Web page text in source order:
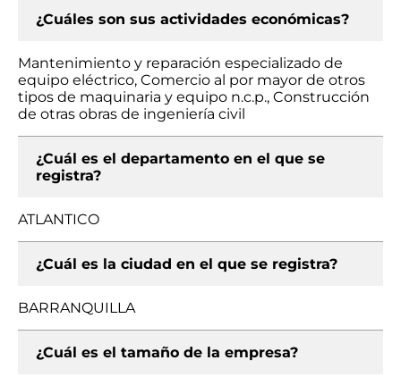
¿Cuáles son sus actividades económicas?
Mantenimiento y reparación especializado de
equipo eléctrico, Comercio al por mayor de otros
tipos de maquinaria y equipo n.c.p., Construcción
de otras obras de ingeniería civil
¿Cuál es el departamento en el que se
registra?
ATLANTICO
¿Cuál es la ciudad en el que se registra?
BARRANQUILLA
¿Cuál es el tamaño de la empresa?